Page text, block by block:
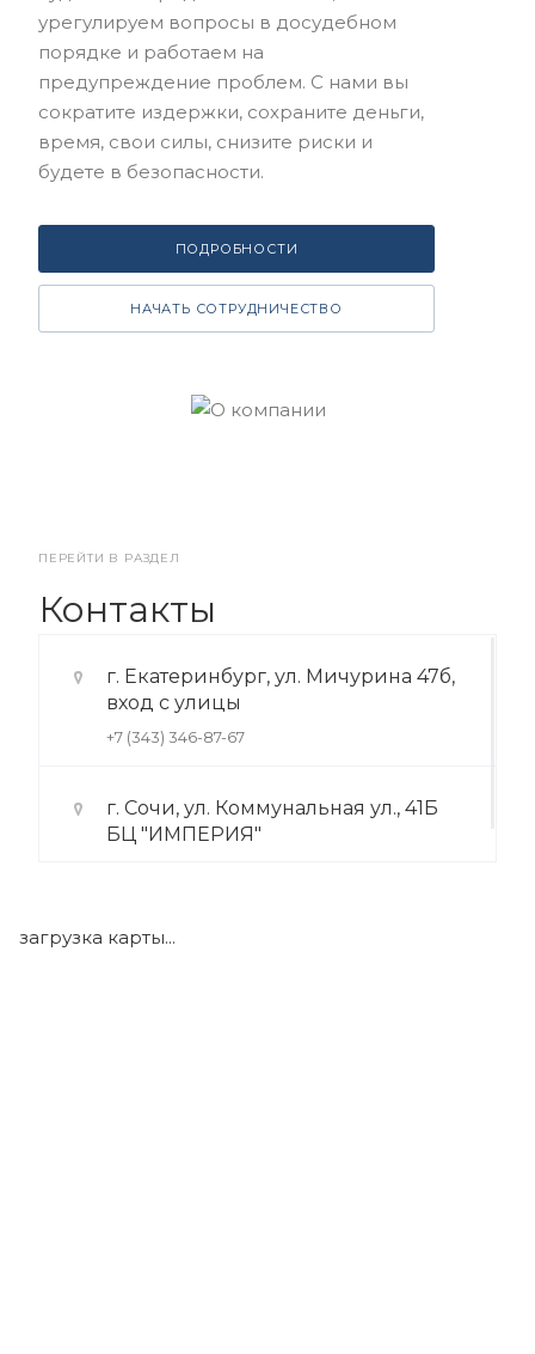
урегулируем вопросы в досудебном
порядке и работаем на
предупреждение проблем. С нами вы
сократите издержки, сохраните деньги,
время, свои силы, снизите риски и
будете в безопасности.
ПОДРОБНОСТИ
НАЧАТЬ СОТРУДНИЧЕСТВО
ПЕРЕЙТИ В РАЗДЕЛ
Контакты
г. Екатеринбург, ул. Мичурина 47б,
вход с улицы
+7 (343) 346-87-67
г. Сочи, ул. Коммунальная ул., 41Б
БЦ "ИМПЕРИЯ"
загрузка карты...